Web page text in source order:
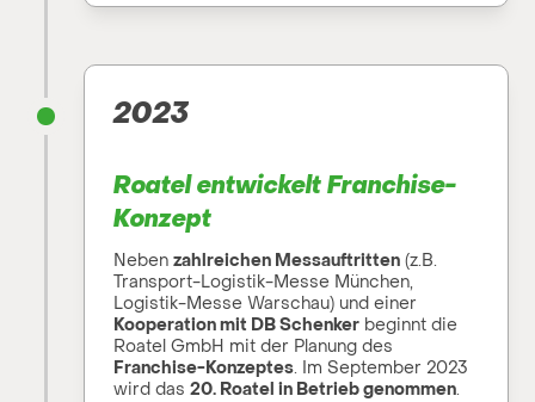
2023
Roatel entwickelt Franchise-
Konzept
Nebenzahlreichen Messauftritten (z.B.
Transport-Logistik-Messe München,
Logistik-Messe Warschau) und einer
Kooperation mit DB Schenker beginnt die
Roatel GmbH mit der Planung des
Franchise-Konzeptes. Im September 2023
wird das20. Roatel in Betrieb genommen.